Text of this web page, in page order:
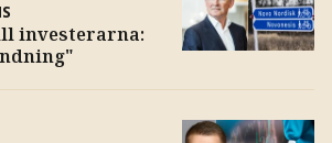
investerarna: